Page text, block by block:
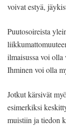
voivat estyä,
Puutosoireista
ilmaisussa voi olla
Ihminen voi olla
Jotkut kärsivät
esimerkiksi
muistiin ja tiedon